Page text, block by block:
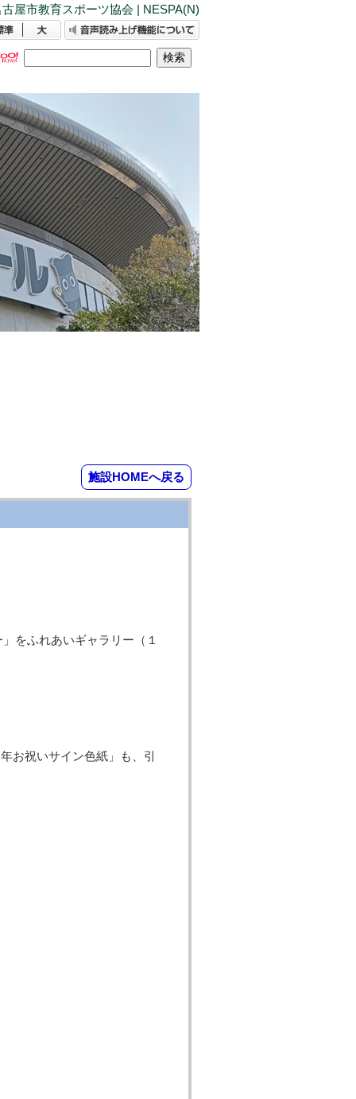
屋市教育スポーツ協会 | NESPA(N)
施設HOMEへ戻る
をふれあいギャラリー（１
お祝いサイン色紙」も、引